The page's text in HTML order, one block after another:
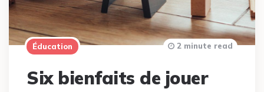
Éducation
Six bienfaits de jouer
2 minute read